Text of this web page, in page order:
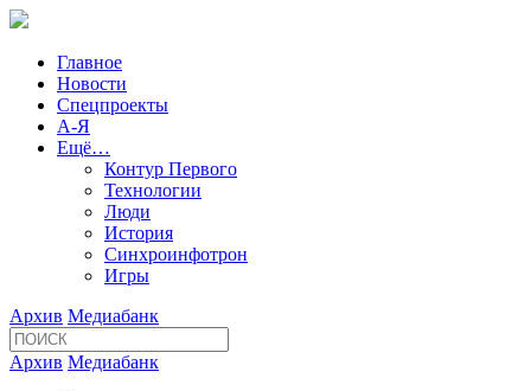
Главное
Новости
Спецпроекты
А-Я
Ещё…
Контур Первого
Технологии
Люди
История
Синхроинфотрон
Игры
Архив Медиабанк
Архив Медиабанк